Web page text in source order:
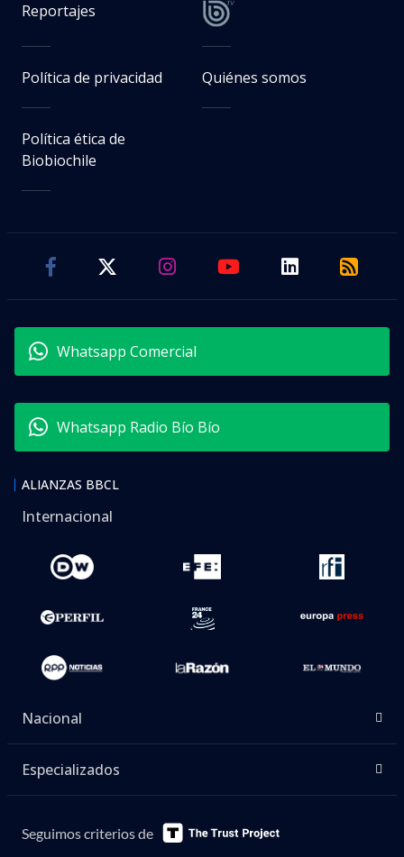
Reportajes
Política de privacidad Quiénes somos
Política ética de
Biobiochile
Whatsapp Comercial
Whatsapp Radio Bío Bío
ALIANZAS BBCL
Internacional
Nacional
Especializados
Seguimos criterios de